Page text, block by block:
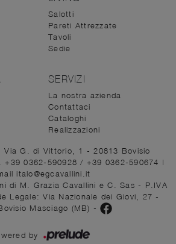
Salotti
Pareti Attrezzate
Tavoli
Sedie
SERVIZI
La nostra azienda
Contattaci
Cataloghi
Realizzazioni
Via G. di Vittorio, 1 - 20813 Bovisio
+39 0362-590928/ +39 0362-590674 |
italo@egcavallini.it
di M. Grazia Cavallini e C. Sas - P.IVA
Legale: Via Nazionale dei Giovi, 27 -
Masciago (MB) -
by